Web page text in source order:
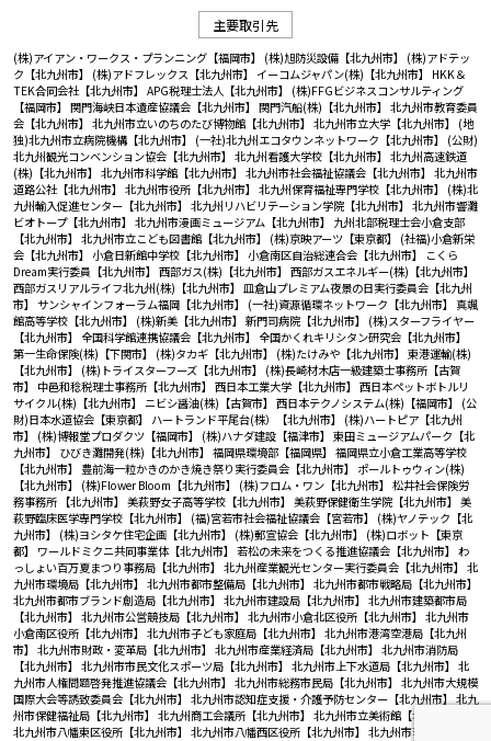
主要取引先
(株)アイアン・ワークス・プランニング【福岡市】 (株)旭防災設備【北九州市】 (株)アドテッ
ク【北九州市】 (株)アドフレックス【北九州市】 イーコムジャパン(株)【北九州市】 HKK＆
TEK合同会社【北九州市】 APG税理士法人【北九州市】 (株)FFGビジネスコンサルティング
【福岡市】 関門海峡日本遺産協議会【北九州市】 関門汽船(株)【北九州市】 北九州市教育委員
会【北九州市】 北九州市立いのちのたび博物館【北九州市】 北九州市立大学【北九州市】 (地
独)北九州市立病院機構【北九州市】 (一社)北九州エコタウンネットワーク【北九州市】 (公財)
北九州観光コンベンション協会【北九州市】 北九州看護大学校【北九州市】 北九州高速鉄道
(株)【北九州市】 北九州市科学館【北九州市】 北九州市社会福祉協議会【北九州市】 北九州市
道路公社【北九州市】 北九州市役所【北九州市】 北九州保育福祉専門学校【北九州市】 (株)北
九州輸入促進センター【北九州市】 北九州リハビリテーション学院【北九州市】 北九州市響灘
ビオトープ【北九州市】 北九州市漫画ミュージアム【北九州市】 九州北部税理士会小倉支部
【北九州市】 北九州市立こども図書館【北九州市】 (株)京映アーツ【東京都】 (社福)小倉新栄
会【北九州市】 小倉日新館中学校【北九州市】 小倉南区自治総連合会【北九州市】
こくら
Dream実行委員【北九州市】 西部ガス(株)【北九州市】 西部ガスエネルギー(株)【北九州市】
西部ガスリアルライフ北九州(株)【北九州市】 皿倉山プレミアム夜景の日実行委員会【北九州
市】 サンシャインフォーラム福岡【北九州市】 (一社)資源循環ネットワーク【北九州市】 真颯
館高等学校【北九州市】 (株)新美【北九州市】 新門司病院【北九州市】 (株)スターフライヤー
【北九州市】 全国科学館連携協議会【北九州市】 全国かくれキリシタン研究会【北九州市】
第一生命保険(株)【下関市】 (株)タカギ【北九州市】 (株)たけみや【北九州市】 東港運輸(株)
【北九州市】 (株)トライスターフーズ【北九州市】 (株)長崎材木店一級建築士事務所【古賀
市】 中邑和稔税理士事務所【北九州市】 西日本工業大学【北九州市】 西日本ペットボトルリ
サイクル(株)【北九州市】 ニビシ醤油(株)【古賀市】 西日本テクノシステム(株)【福岡市】 (公
財)日本水道協会【東京都】 ハートランド平尾台(株）【北九州市】 (株)ハートピア【北九州
市】 (株)博報堂プロダクツ【福岡市】 (株)ハナダ建設【福津市】 東田ミュージアムパーク【北
九州市】 ひびき灘開発(株)【北九州市】 福岡県環境部【福岡県】 福岡県立小倉工業高等学校
【北九州市】 豊前海一粒かきのかき焼き祭り実行委員会【北九州市】 ポールトゥウィン(株)
【北九州市】 (株)Flower Bloom【北九州市】 (株)フロム・ワン【北九州市】 松井社会保険労
務事務所 【北九州市】 美萩野女子高等学校【北九州市】 美萩野保健衛生学院【北九州市】 美
萩野臨床医学専門学校【北九州市】 (福)宮若市社会福祉協議会【宮若市】 (株)ヤノテック【北
九州市】 (株)ヨシタケ住宅企画【北九州市】 (株)郵宣協会【北九州市】 (株)ロボット【東京
都】 ワールドミクニ共同事業体【北九州市】 若松の未来をつくる推進協議会【北九州市】 わ
っしょい百万夏まつり事務局【北九州市】 北九州産業観光センター実行委員会【北九州市】 北
九州市環境局【北九州市】 北九州市都市整備局【北九州市】 北九州市都市戦略局【北九州市】
北九州市都市ブランド創造局【北九州市】 北九州市建設局【北九州市】 北九州市建築都市局
【北九州市】 北九州市公営競技局【北九州市】 北九州市小倉北区役所【北九州市】 北九州市
小倉南区役所【北九州市】 北九州市子ども家庭局【北九州市】 北九州市港湾空港局【北九州
市】 北九州市財政・変革局【北九州市】 北九州市産業経済局【北九州市】 北九州市消防局
【北九州市】 北九州市市民文化スポーツ局【北九州市】 北九州市上下水道局【北九州市】 北
九州市人権問題啓発推進協議会【北九州市】 北九州市総務市民局【北九州市】 北九州市大規模
国際大会等誘致委員会【北九州市】 北九州市認知症支援・介護予防センター【北九州市】北九
州市保健福祉局【北九州市】 北九州商工会議所【北九州市】 北九州市立美術館【北九州市】
北九州市八幡東区役所【北九州市】 北九州市八幡西区役所【北九州市】 北九州市若松区役所